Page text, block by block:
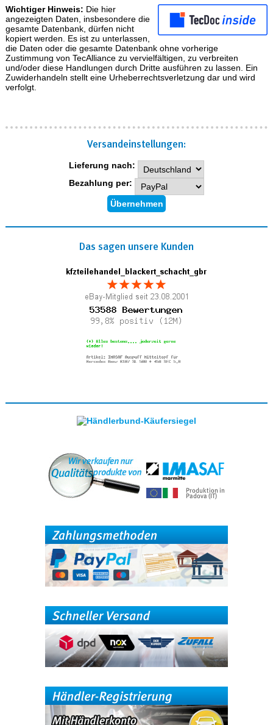
Wichtiger Hinweis: Die hier
angezeigten Daten, insbesondere die
gesamte Datenbank, dürfen nicht
kopiert werden. Es ist zu unterlassen,
die Daten oder die gesamte Datenbank ohne vorherige
Zustimmung von TecAlliance zu vervielfältigen, zu verbreiten
und/oder diese Handlungen durch Dritte ausführen zu lassen. Ein
Zuwiderhandeln stellt eine Urheberrechtsverletzung dar und wird
verfolgt.
Versand­einstellungen:
Lieferung nach:
Bezahlung per:
Das sagen unsere Kunden